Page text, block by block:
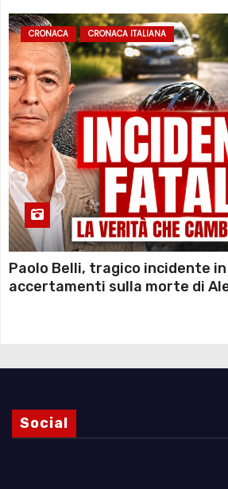
CRONACA CRONACA ITALIANA
Paolo Belli, tragico incidente
accertamenti sulla morte di
Social